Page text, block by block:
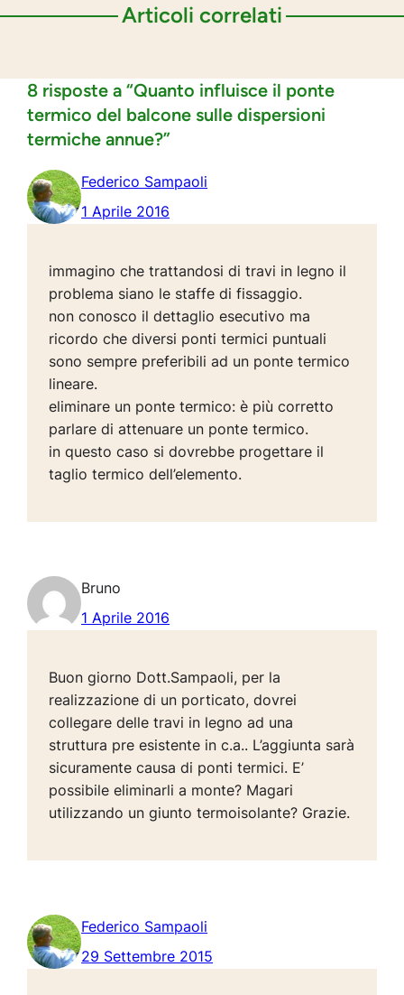
Articoli correlati
8 risposte a “Quanto influisce il ponte
termico del balcone sulle dispersioni
termiche annue?”
Federico Sampaoli
1 Aprile 2016
immagino che trattandosi di travi in legno il
problema siano le staffe di fissaggio.
non conosco il dettaglio esecutivo ma
ricordo che diversi ponti termici puntuali
sono sempre preferibili ad un ponte termico
lineare.
eliminare un ponte termico: è più corretto
parlare di attenuare un ponte termico.
in questo caso si dovrebbe progettare il
taglio termico dell’elemento.
Bruno
1 Aprile 2016
Buon giorno Dott.Sampaoli, per la
realizzazione di un porticato, dovrei
collegare delle travi in legno ad una
struttura pre esistente in c.a.. L’aggiunta sarà
sicuramente causa di ponti termici. E’
possibile eliminarli a monte? Magari
utilizzando un giunto termoisolante? Grazie.
Federico Sampaoli
29 Settembre 2015